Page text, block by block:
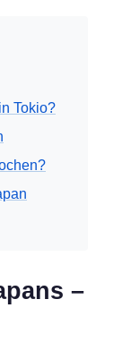
Tokio?
–